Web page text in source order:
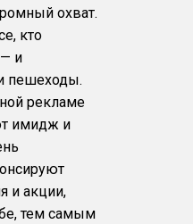
охват.
кто
и
пешеходы.
рекламе
имидж и
и акции,
тем самым